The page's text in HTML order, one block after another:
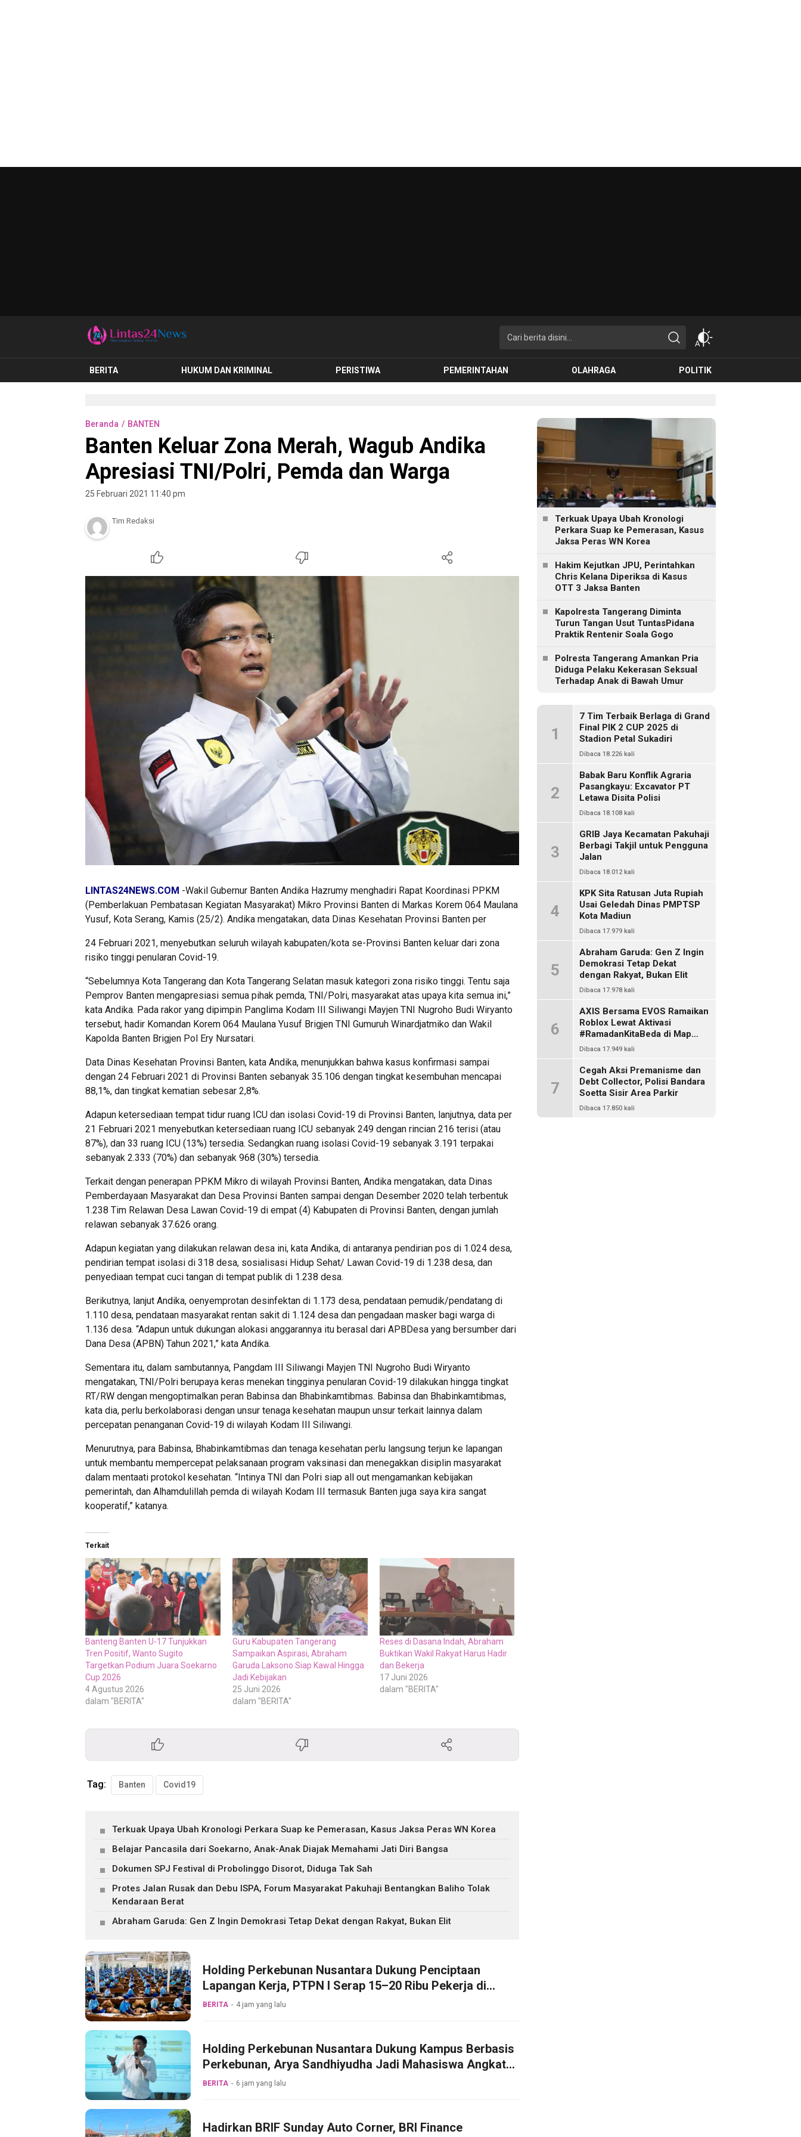
lintas24news.com
Menyingkap Setiap Realita
BERITA HUKUM DAN KRIMINAL PERISTIWA PEMERINTAHAN OLAHRAGA POLITIK
Beranda BANTEN
Banten Keluar Zona Merah, Wagub Andika
Apresiasi TNI/Polri, Pemda dan Warga
25 Februari 2021 11:40 pm
Tim Redaksi
LINTAS24NEWS.COM -Wakil Gubernur Banten Andika Hazrumy menghadiri Rapat Koordinasi PPKM
(Pemberlakuan Pembatasan Kegiatan Masyarakat) Mikro Provinsi Banten di Markas Korem 064 Maulana
Yusuf, Kota Serang, Kamis (25/2). Andika mengatakan, data Dinas Kesehatan Provinsi Banten per
24 Februari 2021, menyebutkan seluruh wilayah kabupaten/kota se-Provinsi Banten keluar dari zona
risiko tinggi penularan Covid-19.
“Sebelumnya Kota Tangerang dan Kota Tangerang Selatan masuk kategori zona risiko tinggi. Tentu saja
Pemprov Banten mengapresiasi semua pihak pemda, TNI/Polri, masyarakat atas upaya kita semua ini,”
kata Andika. Pada rakor yang dipimpin Panglima Kodam III Siliwangi Mayjen TNI Nugroho Budi Wiryanto
tersebut, hadir Komandan Korem 064 Maulana Yusuf Brigjen TNI Gumuruh Winardjatmiko dan Wakil
Kapolda Banten Brigjen Pol Ery Nursatari.
Data Dinas Kesehatan Provinsi Banten, kata Andika, menunjukkan bahwa kasus konfirmasi sampai
dengan 24 Februari 2021 di Provinsi Banten sebanyak 35.106 dengan tingkat kesembuhan mencapai
88,1%, dan tingkat kematian sebesar 2,8%.
Adapun ketersediaan tempat tidur ruang ICU dan isolasi Covid-19 di Provinsi Banten, lanjutnya, data per
21 Februari 2021 menyebutkan ketersediaan ruang ICU sebanyak 249 dengan rincian 216 terisi (atau
87%), dan 33 ruang ICU (13%) tersedia. Sedangkan ruang isolasi Covid-19 sebanyak 3.191 terpakai
sebanyak 2.333 (70%) dan sebanyak 968 (30%) tersedia.
Terkait dengan penerapan PPKM Mikro di wilayah Provinsi Banten, Andika mengatakan, data Dinas
Pemberdayaan Masyarakat dan Desa Provinsi Banten sampai dengan Desember 2020 telah terbentuk
1.238 Tim Relawan Desa Lawan Covid-19 di empat (4) Kabupaten di Provinsi Banten, dengan jumlah
relawan sebanyak 37.626 orang.
Adapun kegiatan yang dilakukan relawan desa ini, kata Andika, di antaranya pendirian pos di 1.024 desa,
pendirian tempat isolasi di 318 desa, sosialisasi Hidup Sehat/ Lawan Covid-19 di 1.238 desa, dan
penyediaan tempat cuci tangan di tempat publik di 1.238 desa.
Berikutnya, lanjut Andika, oenyemprotan desinfektan di 1.173 desa, pendataan pemudik/pendatang di
1.110 desa, pendataan masyarakat rentan sakit di 1.124 desa dan pengadaan masker bagi warga di
1.136 desa. “Adapun untuk dukungan alokasi anggarannya itu berasal dari APBDesa yang bersumber dari
Dana Desa (APBN) Tahun 2021,” kata Andika.
Sementara itu, dalam sambutannya, Pangdam III Siliwangi Mayjen TNI Nugroho Budi Wiryanto
mengatakan, TNI/Polri berupaya keras menekan tingginya penularan Covid-19 dilakukan hingga tingkat
RT/RW dengan mengoptimalkan peran Babinsa dan Bhabinkamtibmas. Babinsa dan Bhabinkamtibmas,
kata dia, perlu berkolaborasi dengan unsur tenaga kesehatan maupun unsur terkait lainnya dalam
percepatan penanganan Covid-19 di wilayah Kodam III Siliwangi.
Menurutnya, para Babinsa, Bhabinkamtibmas dan tenaga kesehatan perlu langsung terjun ke lapangan
untuk membantu mempercepat pelaksanaan program vaksinasi dan menegakkan disiplin masyarakat
dalam mentaati protokol kesehatan. “Intinya TNI dan Polri siap all out mengamankan kebijakan
pemerintah, dan Alhamdulillah pemda di wilayah Kodam III termasuk Banten juga saya kira sangat
kooperatif,” katanya.
Terkait
Banteng Banten U-17 Tunjukkan
Tren Positif, Wanto Sugito
Targetkan Podium Juara Soekarno
Cup 2026
4 Agustus 2026
dalam "BERITA"
Guru Kabupaten Tangerang
Sampaikan Aspirasi, Abraham
Garuda Laksono Siap Kawal Hingga
Jadi Kebijakan
25 Juni 2026
dalam "BERITA"
Reses di Dasana Indah, Abraham
Buktikan Wakil Rakyat Harus Hadir
dan Bekerja
17 Juni 2026
dalam "BERITA"
Tag: Banten Covid19
Terkuak Upaya Ubah Kronologi Perkara Suap ke Pemerasan, Kasus Jaksa Peras WN Korea
Belajar Pancasila dari Soekarno, Anak-Anak Diajak Memahami Jati Diri Bangsa
Dokumen SPJ Festival di Probolinggo Disorot, Diduga Tak Sah
Protes Jalan Rusak dan Debu ISPA, Forum Masyarakat Pakuhaji Bentangkan Baliho Tolak
Kendaraan Berat
Abraham Garuda: Gen Z Ingin Demokrasi Tetap Dekat dengan Rakyat, Bukan Elit
Holding Perkebunan Nusantara Dukung Penciptaan
Lapangan Kerja, PTPN I Serap 15–20 Ribu Pekerja di
Pabrik Tembakau
BERITA 4 jam yang lalu
Holding Perkebunan Nusantara Dukung Kampus Berbasis
Perkebunan, Arya Sandhiyudha Jadi Mahasiswa Angkatan
Pertama Magister ITSI
BERITA 6 jam yang lalu
Hadirkan BRIF Sunday Auto Corner, BRI Finance
Terkuak Upaya Ubah Kronologi
Perkara Suap ke Pemerasan, Kasus
Jaksa Peras WN Korea
Hakim Kejutkan JPU, Perintahkan
Chris Kelana Diperiksa di Kasus
OTT 3 Jaksa Banten
Kapolresta Tangerang Diminta
Turun Tangan Usut TuntasPidana
Praktik Rentenir Soala Gogo
Polresta Tangerang Amankan Pria
Diduga Pelaku Kekerasan Seksual
Terhadap Anak di Bawah Umur
1
7 Tim Terbaik Berlaga di Grand
Final PIK 2 CUP 2025 di
Stadion Petal Sukadiri
Dibaca 18.226 kali
2
Babak Baru Konflik Agraria
Pasangkayu: Excavator PT
Letawa Disita Polisi
Dibaca 18.108 kali
3
GRIB Jaya Kecamatan Pakuhaji
Berbagi Takjil untuk Pengguna
Jalan
Dibaca 18.012 kali
4
KPK Sita Ratusan Juta Rupiah
Usai Geledah Dinas PMPTSP
Kota Madiun
Dibaca 17.979 kali
5
Abraham Garuda: Gen Z Ingin
Demokrasi Tetap Dekat
dengan Rakyat, Bukan Elit
Dibaca 17.978 kali
6
AXIS Bersama EVOS Ramaikan
Roblox Lewat Aktivasi
#RamadanKitaBeda di Map
Indo Chat
Dibaca 17.949 kali
7
Cegah Aksi Premanisme dan
Debt Collector, Polisi Bandara
Soetta Sisir Area Parkir
Dibaca 17.850 kali